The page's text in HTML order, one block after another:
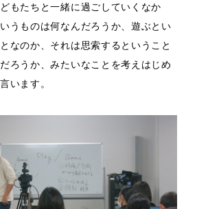
もたちと一緒に過ごしていくなか
うものは何なんだろうか、遊ぶとい
なのか、それは思索するということ
ろうか、みたいなことを考えはじめ
います。